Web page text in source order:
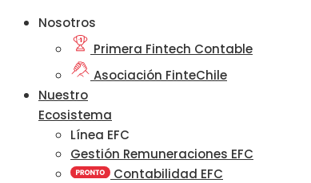
Nosotros
Primera Fintech Contable
Asociación FinteChile
Nuestro
Ecosistema
Línea EFC
Gestión Remuneraciones EFC
Contabilidad EFC